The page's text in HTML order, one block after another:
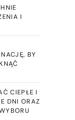
I
BY
CIEPŁE I
DNI ORAZ